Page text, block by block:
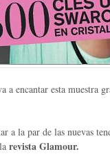
a encantar esta muestra
a la par de las nuevas
revista Glamour.